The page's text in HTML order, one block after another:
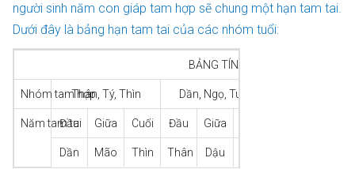
người sinh năm con giáp tam hợp sẽ chung một hạn tam tai.
Dưới đây là bảng hạn tam tai của các nhóm tuổi:
BẢNG TÍNH HẠN TAM TAI
Nhóm tam hợpThân, Tý, Thìn Dần, Ngọ, Tuất
Năm tam tai
Đầu Giữa Cuối Đầu Giữa
Dần Mão Thìn Thân Dậu